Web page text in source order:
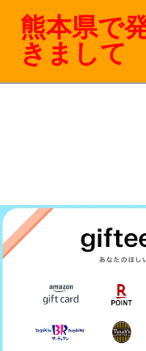
熊本県で
きまして